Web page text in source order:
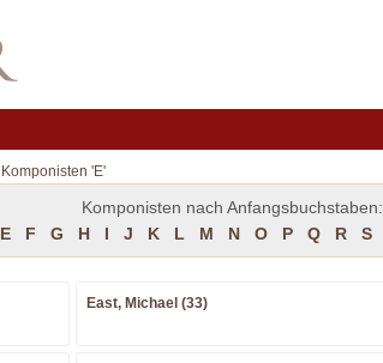
Komponisten 'E'
Komponisten nach Anfangsbuchstaben:
E F G H I J K L M N O P Q R S
East, Michael (33)